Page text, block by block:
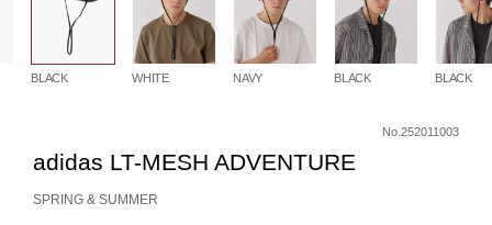
BLACK WHITE NAVY BLACK BLACK
No.252011003
adidas LT-MESH ADVENTURE
SPRING & SUMMER